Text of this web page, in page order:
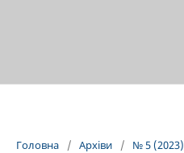
Головна / Архіви / № 5 (2023)